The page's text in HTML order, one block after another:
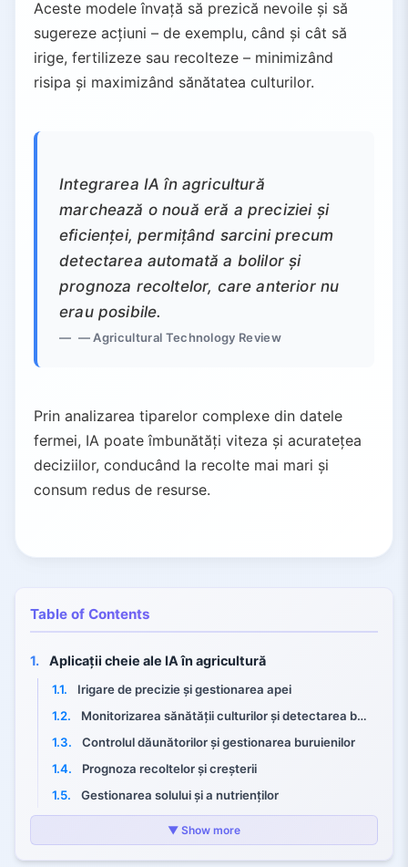
Aceste modele învață să prezică nevoile și să
sugereze acțiuni – de exemplu, când și cât să
irige, fertilizeze sau recolteze – minimizând
risipa și maximizând sănătatea culturilor.
Integrarea IA în agricultură
marchează o nouă eră a preciziei și
eficienței, permițând sarcini precum
detectarea automată a bolilor și
prognoza recoltelor, care anterior nu
erau posibile.
— Agricultural Technology Review
Prin analizarea tiparelor complexe din datele
fermei, IA poate îmbunătăți viteza și acuratețea
deciziilor, conducând la recolte mai mari și
consum redus de resurse.
Table of Contents
1. Aplicații cheie ale IA în agricultură
1.1.
Irigare de precizie și gestionarea apei
1.2.
Monitorizarea sănătății culturilor și detectarea bolilor
1.3.
Controlul dăunătorilor și gestionarea buruienilor
1.4.
Prognoza recoltelor și creșterii
1.5.
Gestionarea solului și a nutrienților
1.7. Lanțul de aprovizionare și trasabilitatea
▼ Show more